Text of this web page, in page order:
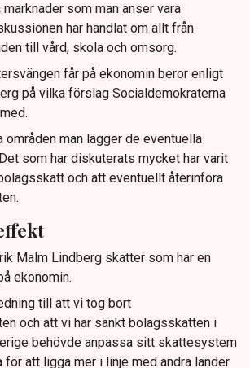
som man anser vara
har handlat om allt från
till vård, skola och omsorg.
får på ekonomin beror enligt
på vilka förslag Socialdemokraterna
områden man lägger de eventuella
som har diskuterats mycket har varit
och att eventuellt återinföra
Malm Lindberg skatter som har en
ekonomin.
till att vi tog bort
och att vi har sänkt bolagsskatten i
behövde anpassa sitt skattesystem
att ligga mer i linje med andra länder.